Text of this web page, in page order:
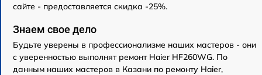
сайте - предоставляется скидка -25%.
Знаем свое дело
Будьте уверены в профессионализме наших мастеров - они
с уверенностью выполнят ремонт Haier HF260WG. По
данным наших мастеров в Казани по ремонту Haier,